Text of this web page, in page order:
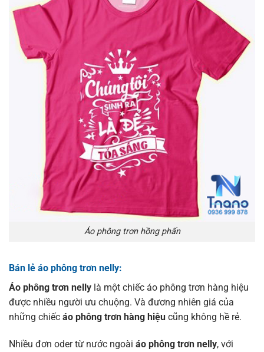
Áo phông trơn hồng phấn
Bán lẻ áo phông trơn nelly:
Áo phông trơn nelly là một chiếc áo phông trơn hàng hiệu
được nhiều người ưu chuộng. Và đương nhiên giá của
những chiếc áo phông trơn hàng hiệu cũng không hề rẻ.
Nhiều đơn oder từ nước ngoài áo phông trơn nelly, với